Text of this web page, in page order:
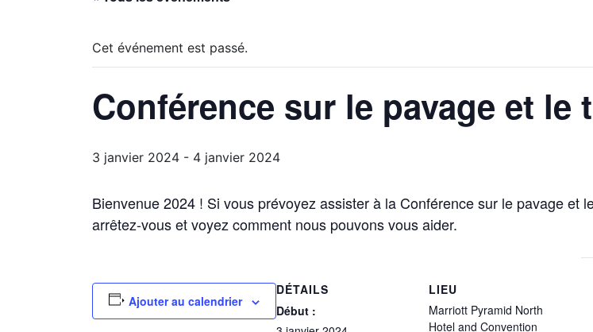
Cet événement est passé.
Conférence sur le pavage et le
3 janvier 2024- 4 janvier 2024
Bienvenue 2024 ! Si vous prévoyez assister à la Conférence sur le pavage et
arrêtez-vous et voyez comment nous pouvons vous aider.
Ajouter au calendrier
DÉTAILS
Début :
LIEU
Marriott Pyramid North
Hotel and Convention